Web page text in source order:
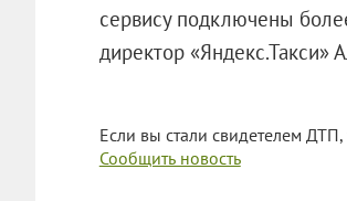
сервису подключены
директор «Яндекс.Такси»
Если вы стали свидетелем
Сообщить новость